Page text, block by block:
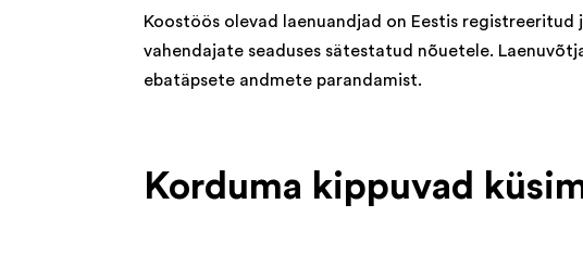
Koostöös olevad laenuandjad on Eestis
vahendajate seaduses sätestatud nõuetele.
ebatäpsete andmete parandamist.
Korduma kippuvad